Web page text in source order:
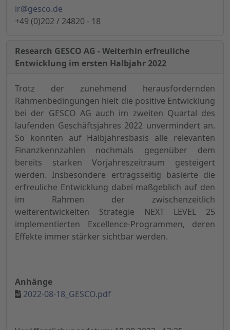
ir@gesco.de
+49 (0)202 / 24820 - 18
Research GESCO AG - Weiterhin erfreuliche
Entwicklung im ersten Halbjahr 2022
Trotz der zunehmend herausfordernden
Rahmenbedingungen hielt die positive Entwicklung
bei der GESCO AG auch im zweiten Quartal des
laufenden Geschäftsjahres 2022 unvermindert an.
So konnten auf Halbjahresbasis alle relevanten
Finanzkennzahlen nochmals gegenüber dem
bereits starken Vorjahreszeitraum gesteigert
werden. Insbesondere ertragsseitig basierte die
erfreuliche Entwicklung dabei maßgeblich auf den
im Rahmen der zwischenzeitlich
weiterentwickelten Strategie NEXT LEVEL 25
implementierten Excellence-Programmen, deren
Effekte immer stärker sichtbar werden.
Anhänge
2022-08-18_GESCO.pdf